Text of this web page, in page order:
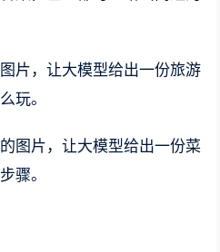
片，让大模型给出一份旅游
玩。
图片，让大模型给出一份菜
骤。